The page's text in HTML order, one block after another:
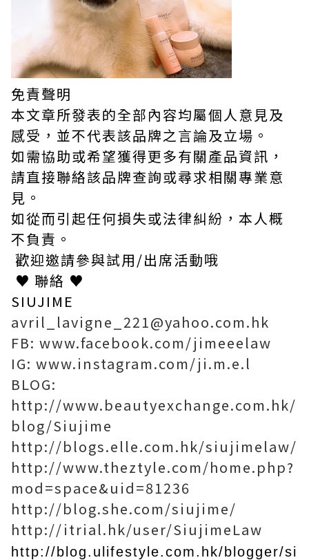
免責聲明
本文章所發表的全部內容均屬個人意見及
感受，並不代表該品牌之言論及立場。
如需協助或希望獲得更多有關產品資訊，
請直接聯絡該品牌查詢或尋求相關專業意
見。
如從而引起任何損失或法律糾紛，本人概
不負責。
歡迎邀請參與試用/出席活動哦
♥ 聯絡 ♥
SIUJIME
avril_lavigne_221@yahoo.com.hk
FB: www.facebook.com/jimeeelaw
IG: www.instagram.com/ji.m.e.l
BLOG:
http://www.beautyexchange.com.hk/
blog/Siujime
http://blogs.elle.com.hk/siujimelaw/
http://www.theztyle.com/home.php?
mod=space&uid=81236
http://blog.she.com/siujime/
http://itrial.hk/user/SiujimeLaw
http://blog.ulifestyle.com.hk/blogger/si